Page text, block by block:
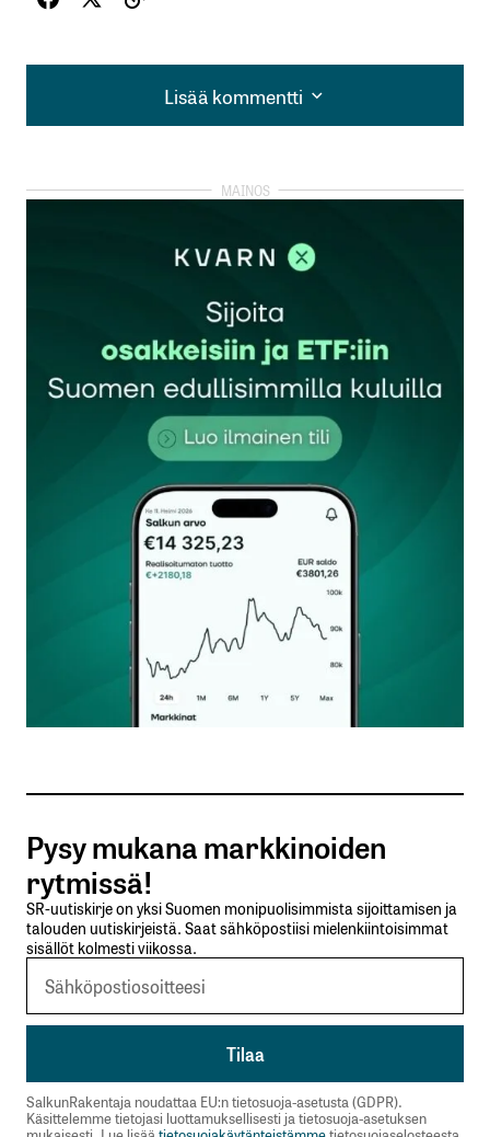
Lisää kommentti
Lisää kommentti
kirjautua
rekisteröityä
Sähköpostiosoitettasi ei julkaista.Pakolliset
kentät on merkitty*
Kommentti*
Nimesi tai nimimerkkisi
Sähköpostiosoitteesi
Tilaa SalkunRakentajan uutiskirje
Lähetä kommentti
Pysy mukana markkinoiden
rytmissä!
SR-uutiskirje on yksi Suomen monipuolisimmista sijoittamisen ja
talouden uutiskirjeistä. Saat sähköpostiisi mielenkiintoisimmat
sisällöt kolmesti viikossa.
SalkunRakentaja noudattaa EU:n tietosuoja-asetusta (GDPR).
Käsittelemme tietojasi luottamuksellisesti ja tietosuoja-asetuksen